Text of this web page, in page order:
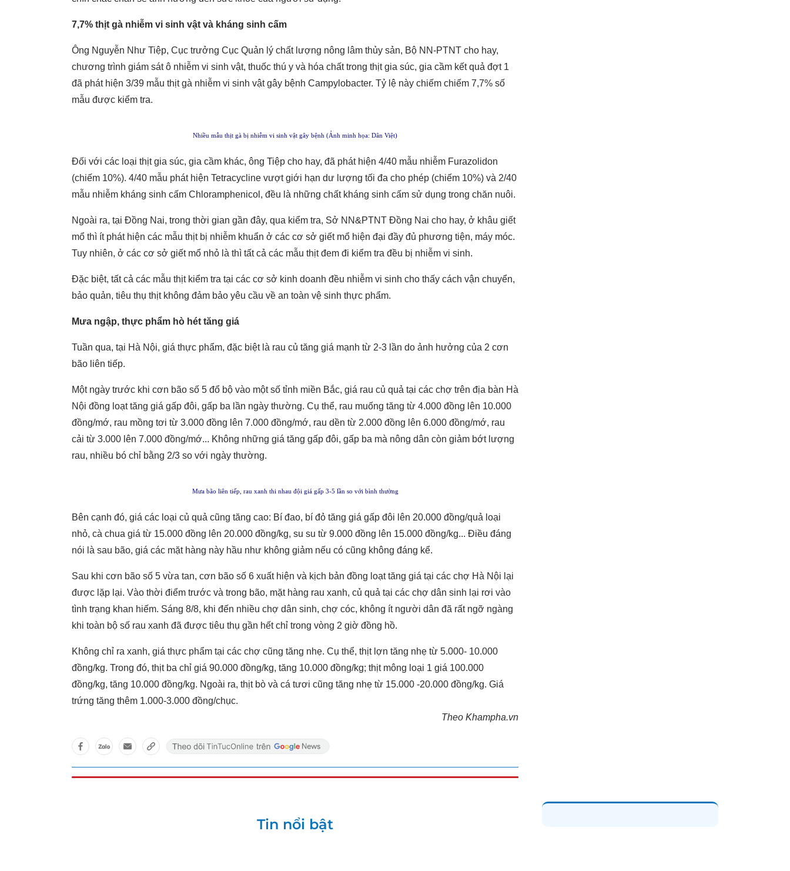
7,7% thịt gà nhiễm vi sinh vật và kháng sinh cấm
Ông Nguyễn Như Tiệp, Cục trưởng Cục Quản lý chất lượng nông lâm thủy sản, Bộ NN-PTNT cho hay,
chương trình giám sát ô nhiễm vi sinh vật, thuốc thú y và hóa chất trong thịt gia súc, gia cầm kết quả đợt 1
đã phát hiện 3/39 mẫu thịt gà nhiễm vi sinh vật gây bệnh Campylobacter. Tỷ lệ này chiếm chiếm 7,7% số
mẫu được kiểm tra.
Nhiều mẫu thịt gà bị nhiễm vi sinh vật gây bệnh (Ảnh minh họa: Dân Việt)
Đối với các loại thịt gia súc, gia cầm khác, ông Tiệp cho hay, đã phát hiện 4/40 mẫu nhiễm Furazolidon
(chiếm 10%). 4/40 mẫu phát hiện Tetracycline vượt giới hạn dư lượng tối đa cho phép (chiếm 10%) và 2/40
mẫu nhiễm kháng sinh cấm Chloramphenicol, đều là những chất kháng sinh cấm sử dụng trong chăn nuôi.
Ngoài ra, tại Đồng Nai, trong thời gian gần đây, qua kiểm tra, Sở NN&PTNT Đồng Nai cho hay, ở khâu giết
mổ thì ít phát hiện các mẫu thịt bị nhiễm khuẩn ở các cơ sở giết mổ hiện đại đầy đủ phương tiện, máy móc.
Tuy nhiên, ở các cơ sở giết mổ nhỏ là thì tất cả các mẫu thịt đem đi kiểm tra đều bị nhiễm vi sinh.
Đặc biệt, tất cả các mẫu thịt kiểm tra tại các cơ sở kinh doanh đều nhiễm vi sinh cho thấy cách vận chuyển,
bảo quản, tiêu thụ thịt không đảm bảo yêu cầu về an toàn vệ sinh thực phẩm.
Mưa ngập, thực phẩm hò hét tăng giá
Tuần qua, tại Hà Nội, giá thực phẩm, đặc biệt là rau củ tăng giá mạnh từ 2-3 lần do ảnh hưởng của 2 cơn
bão liên tiếp.
Một ngày trước khi cơn bão số 5 đổ bộ vào một số tỉnh miền Bắc, giá rau củ quả tại các chợ trên địa bàn Hà
Nội đồng loạt tăng giá gấp đôi, gấp ba lần ngày thường. Cụ thể, rau muống tăng từ 4.000 đồng lên 10.000
đồng/mớ, rau mồng tơi từ 3.000 đồng lên 7.000 đồng/mớ, rau dền từ 2.000 đồng lên 6.000 đồng/mớ, rau
cải từ 3.000 lên 7.000 đồng/mớ... Không những giá tăng gấp đôi, gấp ba mà nông dân còn giảm bớt lượng
rau, nhiều bó chỉ bằng 2/3 so với ngày thường.
Mưa bão liên tiếp, rau xanh thi nhau đội giá gấp 3-5 lần so với bình thường
Bên cạnh đó, giá các loại củ quả cũng tăng cao: Bí đao, bí đỏ tăng giá gấp đôi lên 20.000 đồng/quả loại
nhỏ, cà chua giá từ 15.000 đồng lên 20.000 đồng/kg, su su từ 9.000 đồng lên 15.000 đồng/kg... Điều đáng
nói là sau bão, giá các mặt hàng này hầu như không giảm nếu có cũng không đáng kể.
Sau khi cơn bão số 5 vừa tan, cơn bão số 6 xuất hiện và kịch bản đồng loạt tăng giá tại các chợ Hà Nội lại
được lặp lại. Vào thời điểm trước và trong bão, mặt hàng rau xanh, củ quả tại các chợ dân sinh lại rơi vào
tình trạng khan hiếm. Sáng 8/8, khi đến nhiều chợ dân sinh, chợ cóc, không ít người dân đã rất ngỡ ngàng
khi toàn bộ số rau xanh đã được tiêu thụ gần hết chỉ trong vòng 2 giờ đồng hồ.
Không chỉ ra xanh, giá thực phẩm tại các chợ cũng tăng nhẹ. Cụ thể, thịt lợn tăng nhẹ từ 5.000- 10.000
đồng/kg. Trong đó, thịt ba chỉ giá 90.000 đồng/kg, tăng 10.000 đồng/kg; thịt mông loại 1 giá 100.000
đồng/kg, tăng 10.000 đồng/kg. Ngoài ra, thịt bò và cá tươi cũng tăng nhẹ từ 15.000 -20.000 đồng/kg. Giá
trứng tăng thêm 1.000-3.000 đồng/chục.
Theo Khampha.vn
Tin nổi bật